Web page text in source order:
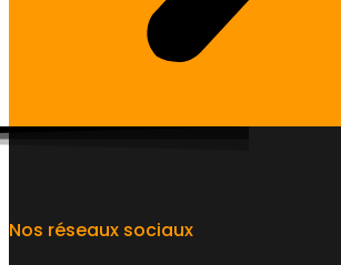
Nos réseaux sociaux